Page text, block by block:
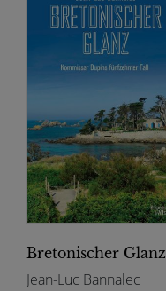
Bretonischer Glanz
Jean-Luc Bannalec